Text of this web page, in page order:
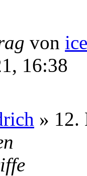
von
16:38
» 12.